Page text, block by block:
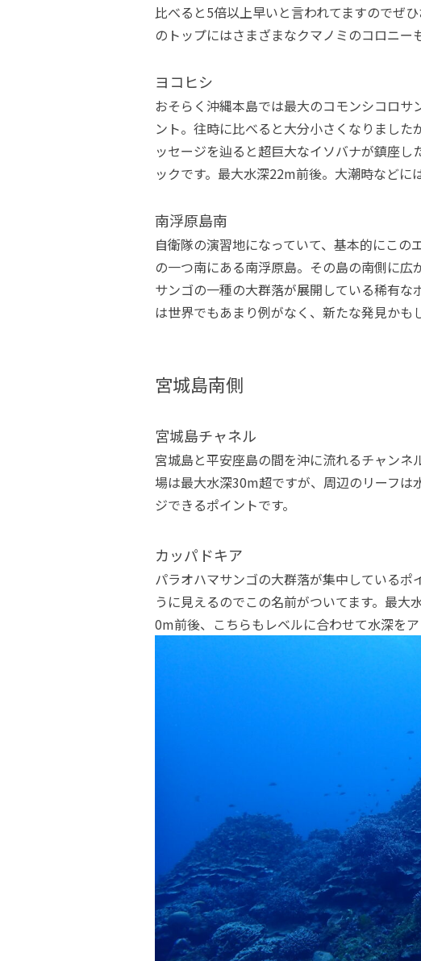
比べると5倍以上早いと言われてますのでぜ
のトップにはさまざまなクマノミのコロニー
ヨコヒシ
おそらく沖縄本島では最大のコモンシコロ
ント。往時に比べると大分小さくなりまし
ッセージを辿ると超巨大なイソバナが鎮座
ックです。最大水深22m前後。大潮時などに
南浮原島南
自衛隊の演習地になっていて、基本的にこ
の一つ南にある南浮原島。その島の南側に
サンゴの一種の大群落が展開している稀有
は世界でもあまり例がなく、新たな発見かも
宮城島南側
宮城島チャネル
宮城島と平安座島の間を沖に流れるチャン
場は最大水深30m超ですが、周辺のリーフ
ジできるポイントです。
カッパドキア
パラオハマサンゴの大群落が集中している
うに見えるのでこの名前がついてます。最
0m前後、こちらもレベルに合わせて水深をア